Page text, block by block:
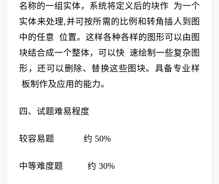
名称的一组实体，系统将定义后的块作 为一个
实体来处理,并可按所需的比例和转角插人到图
中的任意 位置。这样各种各样的图形可以由图
块结合成一个整体，可以快 速绘制一些复杂图
形，还可以删除、替换这些图块。具备专业样
板制作及应用的能力。
四、试题难易程度
较容易题 约 50%
中等难度题 约 30%